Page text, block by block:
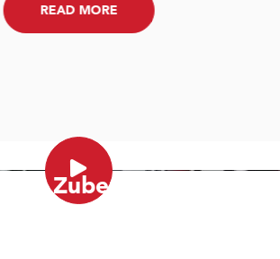
READ MORE
Play Video
Zubereitung eines